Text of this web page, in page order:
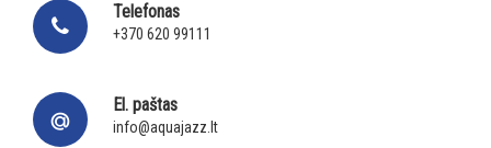
Telefonas
+370 620 99111
El. paštas
info@aquajazz.lt